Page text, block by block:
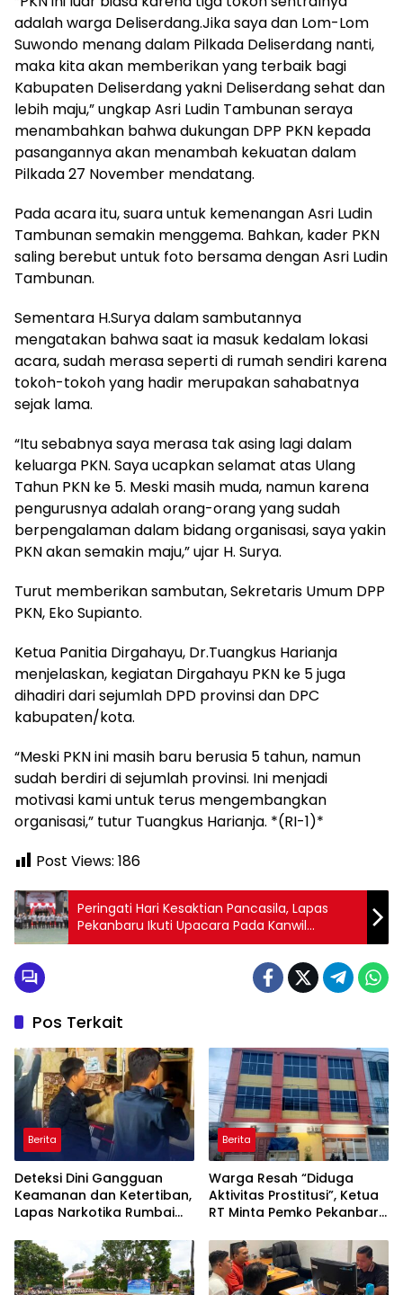
adalah warga Deliserdang.Jika saya dan Lom-Lom
Suwondo menang dalam Pilkada Deliserdang nanti,
maka kita akan memberikan yang terbaik bagi
Kabupaten Deliserdang yakni Deliserdang sehat dan
lebih maju,” ungkap Asri Ludin Tambunan seraya
menambahkan bahwa dukungan DPP PKN kepada
pasangannya akan menambah kekuatan dalam
Pilkada 27 November mendatang.
Pada acara itu, suara untuk kemenangan Asri Ludin
Tambunan semakin menggema. Bahkan, kader PKN
saling berebut untuk foto bersama dengan Asri Ludin
Tambunan.
Sementara H.Surya dalam sambutannya
mengatakan bahwa saat ia masuk kedalam lokasi
acara, sudah merasa seperti di rumah sendiri karena
tokoh-tokoh yang hadir merupakan sahabatnya
sejak lama.
“Itu sebabnya saya merasa tak asing lagi dalam
keluarga PKN. Saya ucapkan selamat atas Ulang
Tahun PKN ke 5. Meski masih muda, namun karena
pengurusnya adalah orang-orang yang sudah
berpengalaman dalam bidang organisasi, saya yakin
PKN akan semakin maju,” ujar H. Surya.
Turut memberikan sambutan, Sekretaris Umum DPP
PKN, Eko Supianto.
Ketua Panitia Dirgahayu, Dr.Tuangkus Harianja
menjelaskan, kegiatan Dirgahayu PKN ke 5 juga
dihadiri dari sejumlah DPD provinsi dan DPC
kabupaten/kota.
“Meski PKN ini masih baru berusia 5 tahun, namun
sudah berdiri di sejumlah provinsi. Ini menjadi
motivasi kami untuk terus mengembangkan
organisasi,” tutur Tuangkus Harianja. *(RI-1)*
Post Views: 186
Peringati Hari Kesaktian Pancasila, Lapas
Pekanbaru Ikuti Upacara Pada Kanwil
Kemenkumham Riau
Pos Terkait
Berita
Deteksi Dini Gangguan
Keamanan dan Ketertiban,
Lapas Narkotika Rumbai
Hunian
Berita
Warga Resah “Diduga
Aktivitas Prostitusi”, Ketua
RT Minta Pemko Pekanbaru
Aktivitas Z Homestay di
Jalan Tanjung Datuk